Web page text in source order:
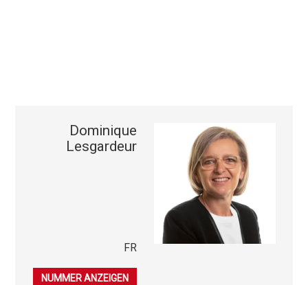
Dominique
Lesgardeur
FR
079 396 49 00
NUMMER ANZEIGEN